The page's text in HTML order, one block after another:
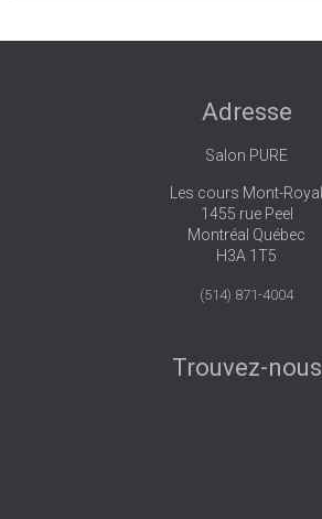
Adresse
Salon PURE
Les cours Mont-Royal
1455 rue Peel
Montréal Québec
H3A 1T5
(514) 871-4004
Trouvez-nous